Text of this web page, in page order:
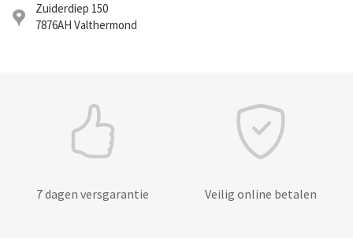
Zuiderdiep 150
7876AH Valthermond
7 dagen versgarantie Veilig online betalen